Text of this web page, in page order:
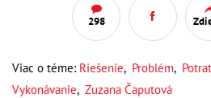
298
Viac o téme: Riešenie, Problém,
Vykonávanie, Zuzana Čaputová